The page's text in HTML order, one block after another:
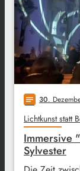
notes 30.
Lichtkunst statt
Immersive
Sylvester